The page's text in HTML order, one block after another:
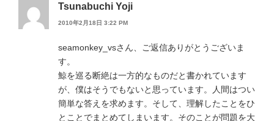
Tsunabuchi Yoji
2010年2月18日 3:22 PM
seamonkey_vsさん、ご返信ありがとうございま
す。
鯨を巡る断絶は一方的なものだと書かれています
が、僕はそうでもないと思っています。人間はつい
簡単な答えを求めます。そして、理解したことをひ
とことでまとめてしまいます。そのことが問題を大